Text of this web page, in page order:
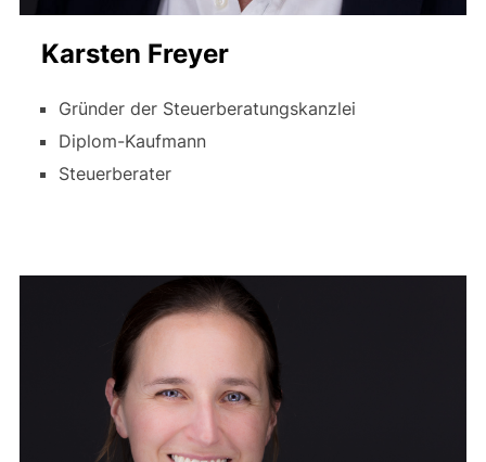
Karsten Freyer
Gründer der Steuerberatungskanzlei
Diplom-Kaufmann
Steuerberater